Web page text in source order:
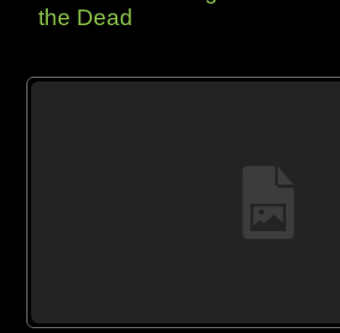
the Dead